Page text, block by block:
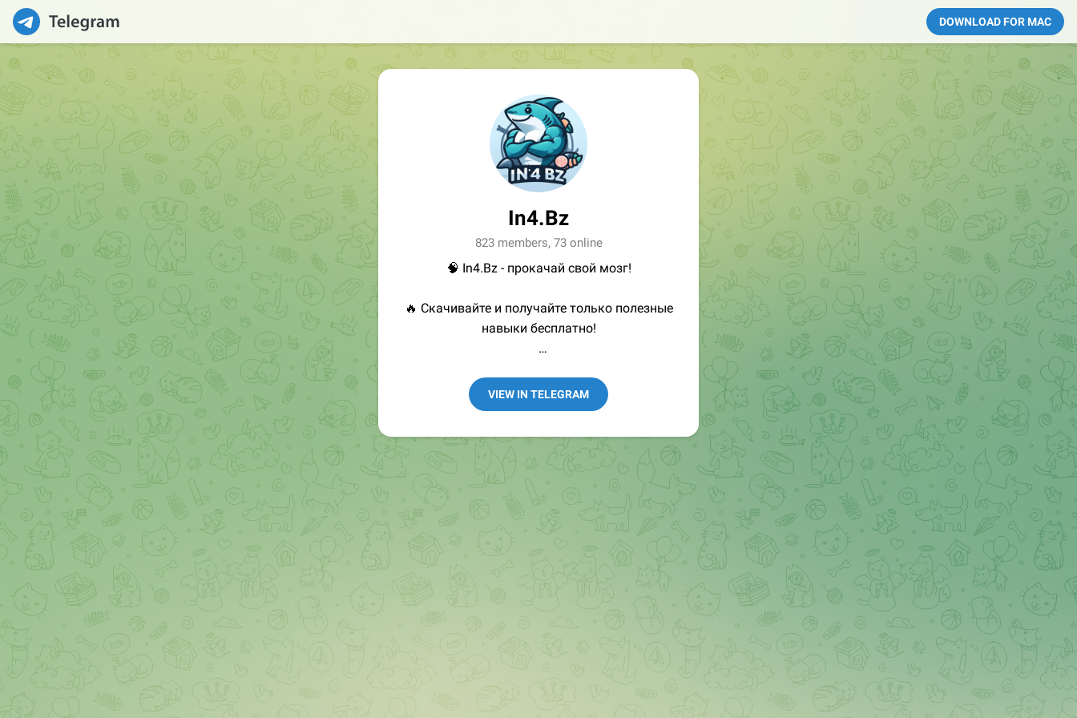
DOWNLOAD FOR MAC
In4.Bz
823 members, 73 online
🧠 In4.Bz - прокачай свой мозг!
🔥 Скачивайте и получайте только полезные
навыки бесплатно!
➖ in4.bz/
➖ https://t.me/in4bz
➖ https://t.me/in4news
🔞 t.me/in4bo
VIEW IN TELEGRAM